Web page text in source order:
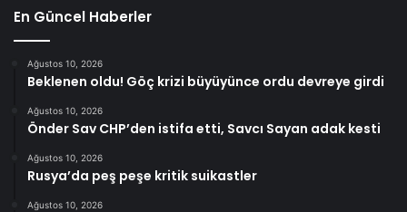
En Güncel Haberler
Ağustos 10, 2026
Beklenen oldu! Göç krizi büyüyünce ordu devreye girdi
Ağustos 10, 2026
Önder Sav CHP’den istifa etti, Savcı Sayan adak kesti
Ağustos 10, 2026
Rusya’da peş peşe kritik suikastler
Ağustos 10, 2026